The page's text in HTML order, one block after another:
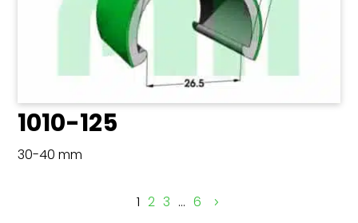
1010-125
30-40 mm
1 2 3 … 6